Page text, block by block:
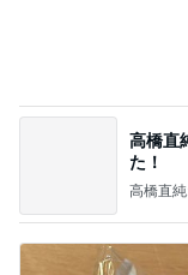
高橋直
た！
高橋直